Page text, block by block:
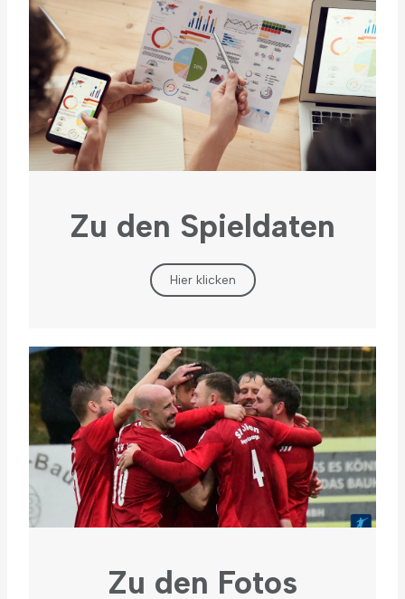
Zu den Spieldaten
Hier klicken
Zu den Fotos